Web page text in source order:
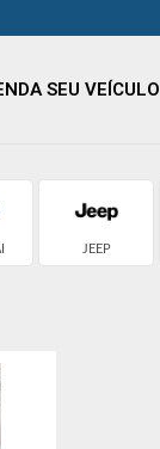
SEU VEÍCULO
JEEP